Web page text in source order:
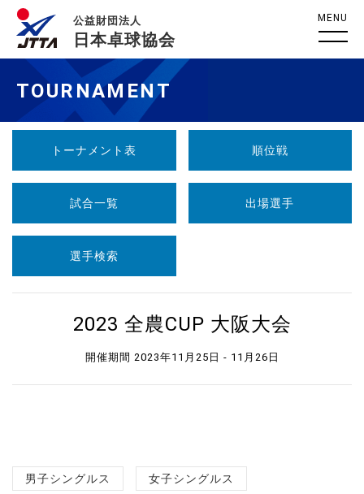
公益財団法人
日本卓球協会
MENU
TOURNAMENT
トーナメント表 順位戦
試合一覧 出場選手
選手検索
2023 全農CUP 大阪大会
開催期間 2023年11月25日 - 11月26日
男子シングルス 女子シングルス